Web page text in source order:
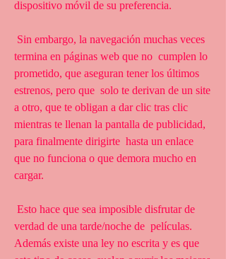
dispositivo móvil de su preferencia.
termina en páginas web que no  cumplen lo
prometido, que aseguran tener los últimos
estrenos, pero que  solo te derivan de un site
a otro, que te obligan a dar clic tras clic
mientras te llenan la pantalla de publicidad,
para finalmente dirigirte  hasta un enlace
que no funciona o que demora mucho en
cargar.
verdad de una tarde/noche de  películas.
Además existe una ley no escrita y es que